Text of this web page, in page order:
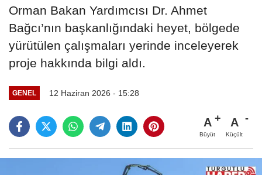
Orman Bakan Yardımcısı Dr. Ahmet
Bağcı’nın başkanlığındaki heyet, bölgede
yürütülen çalışmaları yerinde inceleyerek
proje hakkında bilgi aldı.
GENEL 12 Haziran 2026 - 15:28
A
Büyüt
A
Küçült